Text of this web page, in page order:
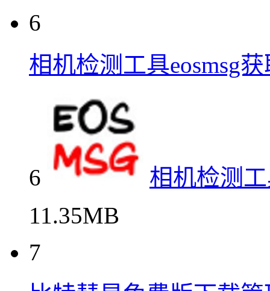
6
相机检测工具eosmsg
6
相机检测工
11.35MB
7